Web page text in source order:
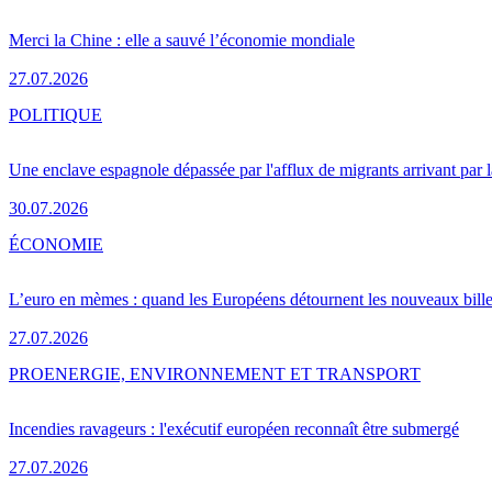
Merci la Chine : elle a sauvé l’économie mondiale
27.07.2026
Une enclave espagnole dépassée par l'afflux de migrants arrivant par
30.07.2026
POLITIQUE
L’euro en mèmes : quand les Européens détournent les nouveaux
27.07.2026
ÉCONOMIE
Incendies ravageurs : l'exécutif européen reconnaît être submergé
27.07.2026
PROENERGIE, ENVIRONNEMENT ET TRANSPORT